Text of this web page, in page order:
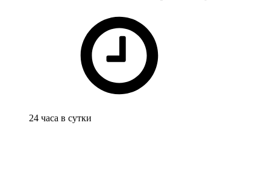
24 часа в сутки